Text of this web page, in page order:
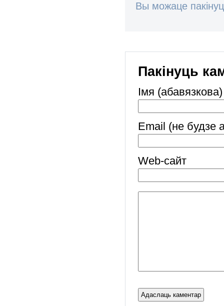
Вы можаце
Пакінуць
Імя (абавязкова)
Email (не будзе
Web-cайт